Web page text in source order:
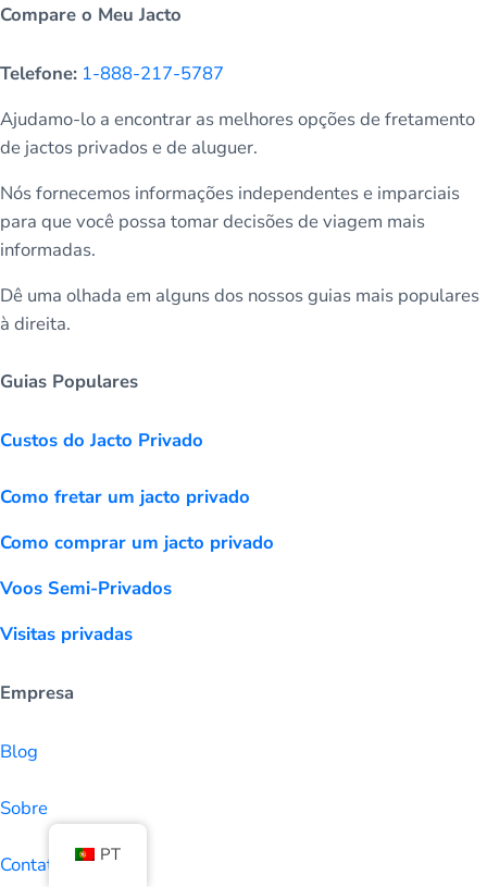
Compare o Meu Jacto
Telefone: 1-888-217-5787
Ajudamo-lo a encontrar as melhores opções de fretamento
de jactos privados e de aluguer.
Nós fornecemos informações independentes e imparciais
para que você possa tomar decisões de viagem mais
informadas.
Dê uma olhada em alguns dos nossos guias mais populares
à direita.
Guias Populares
Custos do Jacto Privado
Como fretar um jacto privado
Como comprar um jacto privado
Voos Semi-Privados
Visitas privadas
Empresa
Blog
Sobre
Contato PT